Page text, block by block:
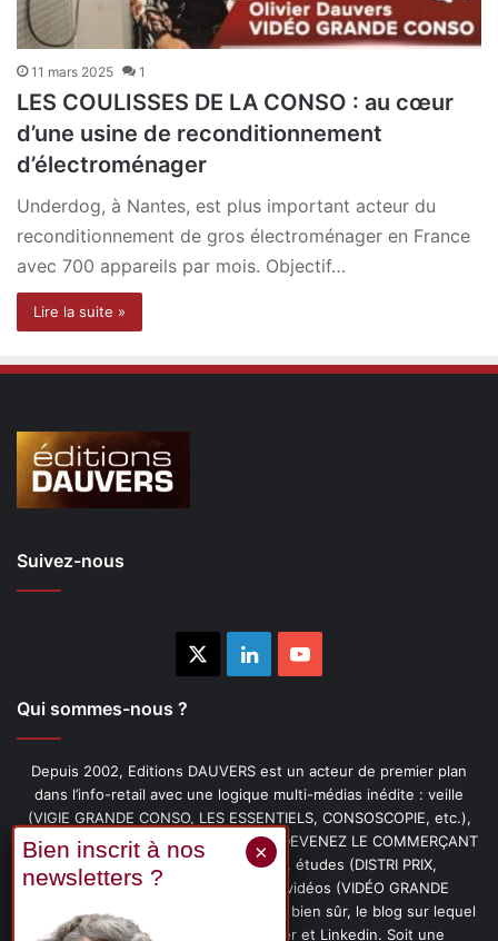
11 mars 2025 1
LES COULISSES DE LA CONSO : au cœur
d’une usine de reconditionnement
d’électroménager
Underdog, à Nantes, est plus important acteur du
reconditionnement de gros électroménager en France
avec 700 appareils par mois. Objectif…
Lire la suite »
Suivez-nous
LinkedinYouTube
Qui sommes-nous ?
Depuis 2002, Editions DAUVERS est un acteur de premier plan
dans l’info-retail avec une logique multi-médias inédite : veille
(VIGIE GRANDE CONSO, LES ESSENTIELS, CONSOSCOPIE, etc.),
livres (PENSER-CLIENT, IMAGE-PRIX, DEVENEZ LE COMMERÇANT
PRÉFÉRÉ DE VOS CLIENTS, etc.), études (DISTRI PRIX,
PROMOFLASH, DRIVE INSIGHTS), vidéos (VIDÉO GRANDE
CONSO), podcasts (CAFÉ CONSO) et, bien sûr, le blog sur lequel
vous êtes, ainsi que les fils Twitter et Linkedin. Soit une